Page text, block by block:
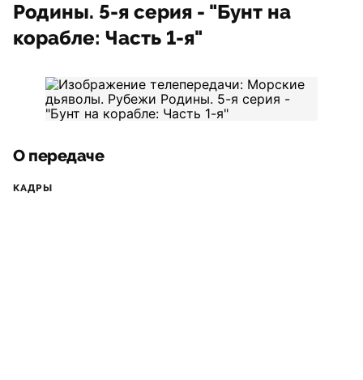
Родины. 5-я серия - "Бунт на
корабле: Часть 1-я"
О передаче
КАДРЫ